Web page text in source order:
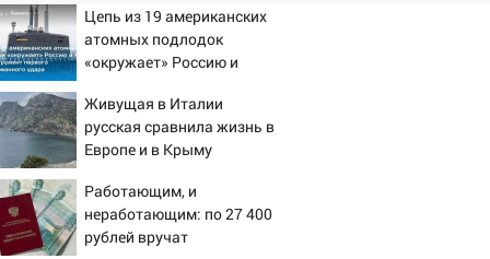
Цепь из 19 американских
атомных подлодок
«окружает» Россию и
первого массированного
удара
Живущая в Италии
русская сравнила жизнь в
Европе и в Крыму
Работающим, и
неработающим: по 27 400
рублей вручат